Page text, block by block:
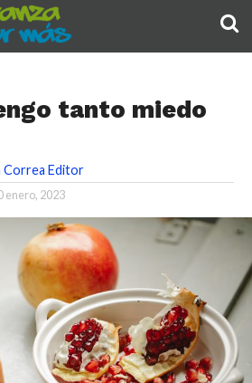
tanto miedo
Correa Editor
enero, 2023